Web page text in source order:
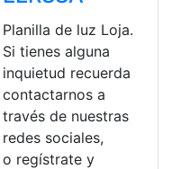
Planilla de luz Loja.
Si tienes alguna
inquietud recuerda
contactarnos a
través de nuestras
redes sociales,
o regístrate y